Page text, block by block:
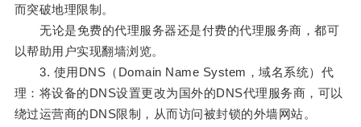
而突破地理限制。
无论是免费的代理服务器还是付费的代理服务商，都可
以帮助用户实现翻墙浏览。
3. 使用DNS（Domain Name System，域名系统）代
理：将设备的DNS设置更改为国外的DNS代理服务商，可以
绕过运营商的DNS限制，从而访问被封锁的外墙网站。